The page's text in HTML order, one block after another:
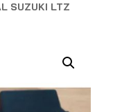
SUZUKI LTZ